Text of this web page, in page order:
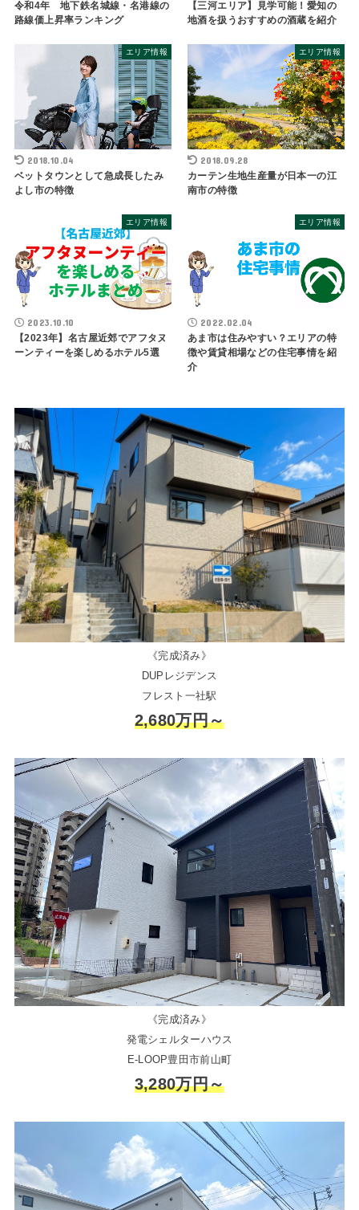
令和4年 地下鉄名城線・名港線の
路線価上昇率ランキング
【三河エリア】見学可能！愛知の
地酒を扱うおすすめの酒蔵を紹介
エリア情報
2018.10.04
ベットタウンとして急成長したみ
よし市の特徴
エリア情報
2018.09.28
カーテン生地生産量が日本一の江
南市の特徴
エリア情報
2023.10.10
【2023年】名古屋近郊でアフタヌ
ーンティーを楽しめるホテル5選
エリア情報
2022.02.04
あま市は住みやすい？エリアの特
徴や賃貸相場などの住宅事情を紹
介
《完成済み》
DUPレジデンス
フレスト一社駅
2,680万円～
《完成済み》
発電シェルターハウス
E-LOOP豊田市前山町
3,280万円～